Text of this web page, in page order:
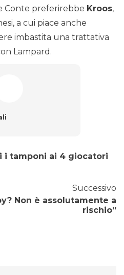
Conte preferirebbe Kroos,
a cui piace anche
imbastita una trattativa
Lampard.
i tamponi ai 4 giocatori
Successivo
Non è assolutamente a
rischio”